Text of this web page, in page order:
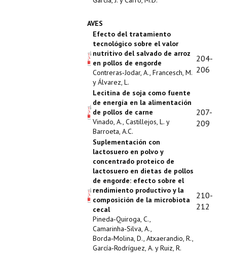
AVES
Efecto del tratamiento
tecnológico sobre el valor
nutritivo del salvado de arroz
en pollos de engorde
Contreras‑Jodar, A., Francesch, M.
y Álvarez, L.
204-
206
Lecitina de soja como fuente
de energía en la alimentación
de pollos de carne
Vinado, A., Castillejos, L. y
Barroeta, A.C.
207-
209
Suplementación con
lactosuero en polvo y
concentrado proteico de
lactosuero en dietas de pollos
de engorde: efecto sobre el
rendimiento productivo y la
composición de la microbiota
cecal
Pineda‑Quiroga, C.,
Camarinha‑Silva, A.,
Borda‑Molina, D., Atxaerandio, R.,
García‑Rodríguez, A. y Ruiz, R.
210-
212